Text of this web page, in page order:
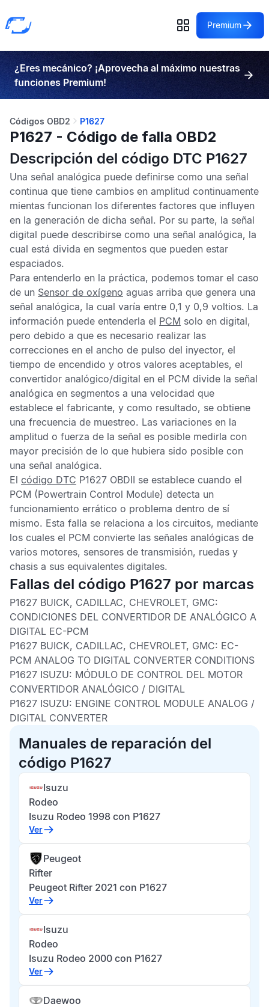
Premium
¿Eres mecánico? ¡Aprovecha al máximo nuestras
funciones Premium!
Códigos OBD2 P1627
P1627 - Código de falla OBD2
Descripción del código DTC P1627
Una señal analógica puede definirse como una señal
continua que tiene cambios en amplitud continuamente
mientas funcionan los diferentes factores que influyen
en la generación de dicha señal. Por su parte, la señal
digital puede describirse como una señal analógica, la
cual está divida en segmentos que pueden estar
espaciados.
Para entenderlo en la práctica, podemos tomar el caso
de un Sensor de oxígeno aguas arriba que genera una
señal analógica, la cual varía entre 0,1 y 0,9 voltios. La
información puede entenderla el PCM solo en digital,
pero debido a que es necesario realizar las
correcciones en el ancho de pulso del inyector, el
tiempo de encendido y otros valores aceptables, el
convertidor analógico/digital en el PCM divide la señal
analógica en segmentos a una velocidad que
establece el fabricante, y como resultado, se obtiene
una frecuencia de muestreo. Las variaciones en la
amplitud o fuerza de la señal es posible medirla con
mayor precisión de lo que hubiera sido posible con
una señal analógica.
El código DTC P1627 OBDII se establece cuando el
PCM (Powertrain Control Module) detecta un
funcionamiento errático o problema dentro de sí
mismo. Esta falla se relaciona a los circuitos, mediante
los cuales el PCM convierte las señales analógicas de
varios motores, sensores de transmisión, ruedas y
chasis a sus equivalentes digitales.
Fallas del código P1627 por marcas
P1627 BUICK, CADILLAC, CHEVROLET, GMC:
CONDICIONES DEL CONVERTIDOR DE ANALÓGICO A
DIGITAL EC-PCM
P1627 BUICK, CADILLAC, CHEVROLET, GMC: EC-
PCM ANALOG TO DIGITAL CONVERTER CONDITIONS
P1627 ISUZU: MÓDULO DE CONTROL DEL MOTOR
CONVERTIDOR ANALÓGICO / DIGITAL
P1627 ISUZU: ENGINE CONTROL MODULE ANALOG /
DIGITAL CONVERTER
Manuales de reparación del
código P1627
Isuzu
Rodeo
Isuzu Rodeo 1998 con P1627
Ver
Peugeot
Rifter
Peugeot Rifter 2021 con P1627
Ver
Isuzu
Rodeo
Isuzu Rodeo 2000 con P1627
Ver
Daewoo